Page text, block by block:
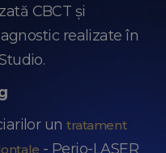
CBCT și
realizate în
untratament
- Perio-LASER